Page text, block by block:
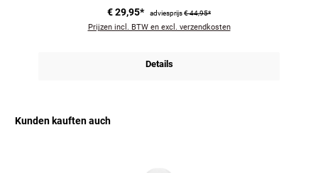
€ 29,95* adviesprijs€ 44,95*
Prijzen incl. BTW en excl. verzendkosten
Details
Kunden kauften auch